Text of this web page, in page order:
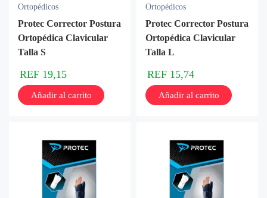
Ortopédicos
Protec Corrector Postura
Ortopédica Clavicular
Talla S
REF 19,15
Añadir al carrito
Ortopédicos
Protec Corrector Postura
Ortopédica Clavicular
Talla L
REF 15,74
Añadir al carrito